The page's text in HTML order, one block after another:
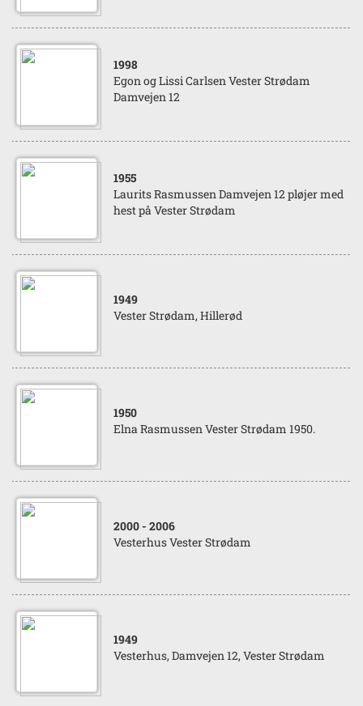
1998
Egon og Lissi Carlsen Vester Strødam
Damvejen 12
1955
Laurits Rasmussen Damvejen 12 pløjer med
hest på Vester Strødam
1949
Vester Strødam, Hillerød
1950
Elna Rasmussen Vester Strødam 1950.
2000 - 2006
Vesterhus Vester Strødam
1949
Vesterhus, Damvejen 12, Vester Strødam